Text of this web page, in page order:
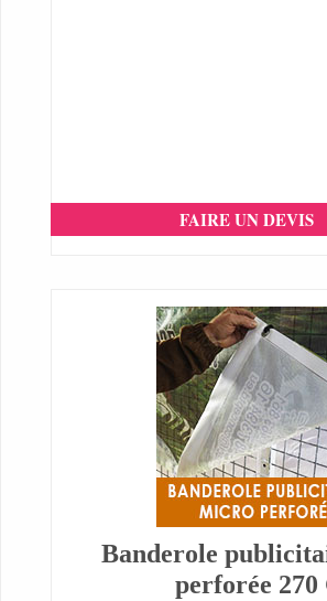
FAIRE UN DEVIS
Banderole
perforée